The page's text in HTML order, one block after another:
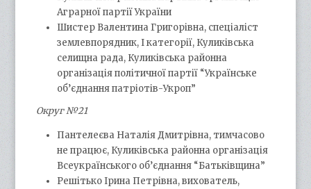
Аграрної партії України
Шистер Валентина Григорівна, спеціаліст
землевпорядник, І категорії, Куликівська
селищна рада, Куликівська районна
організація політичної партії “Українське
об’єднання патріотів-Укроп”
Округ №21
Пантелеєва Наталія Дмитрівна, тимчасово
не працює, Куликівська районна організація
Всеукраїнського об’єднання “Батьківщина”
Решітько Ірина Петрівна, вихователь,